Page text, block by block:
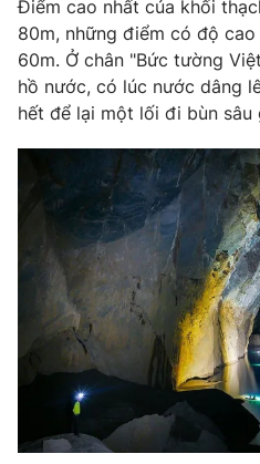
Photo
Video
VTV Sức khoẻ
Thị trường 24h
VTV4
Điểm cao nhất của khối
80m, những điểm có độ
60m. Ở chân "Bức tường
hồ nước, có lúc nước dâng
hết để lại một lối đi bùn sâu